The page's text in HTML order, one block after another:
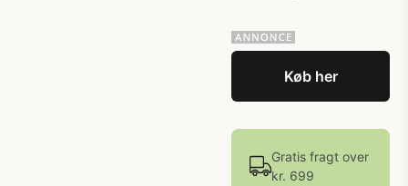
Køb her
Gratis fragt over
kr. 699